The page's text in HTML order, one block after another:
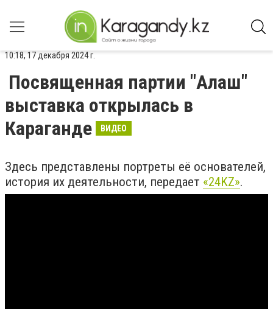
10:18, 17 декабря 2024 г.
Посвященная партии "Алаш"
выставка открылась в
Караганде
ВИДЕО
Здесь представлены портреты её основателей,
история их деятельности, передает «24KZ».